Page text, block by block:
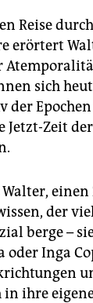
Reise
erörtert
sich
der
Jetzt-Zeit
Walter,
der
berge –
Inga
ihre